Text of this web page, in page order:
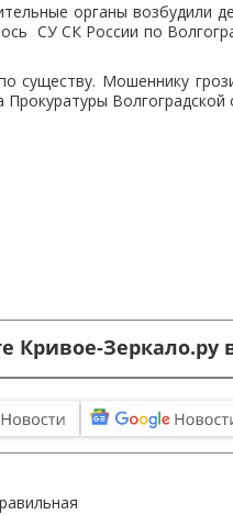
органы возбудили
СУ СК России по
существу. Мошеннику
Волгоградской
Кривое-Зеркало.ру